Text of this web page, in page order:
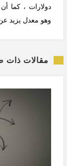
وهو معدل يزيد
مقالات ذات